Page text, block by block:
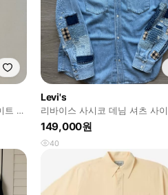
트 반
Levi's
리바이스 사시코 데님 셔츠 사
M(새상품)
149,000원
40